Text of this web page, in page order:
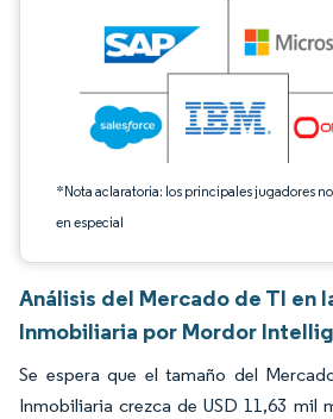
*Nota aclaratoria: los principales jugadores
en especial
Análisis del Mercado de TI en
Inmobiliaria por Mordor
Se espera que el tamaño del
Inmobiliaria crezca de USD 11,63 mil